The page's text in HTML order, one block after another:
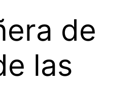
de
las